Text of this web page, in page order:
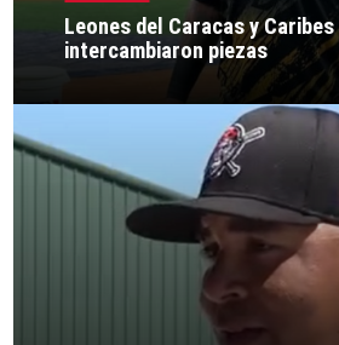
Leones del Caracas y
intercambiaron piezas